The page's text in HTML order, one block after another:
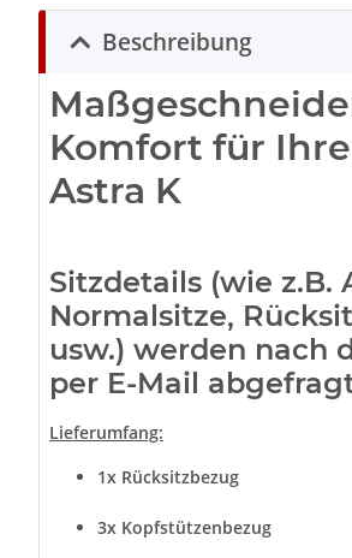
Beschreibung
Komfort für
Astra K
Sitzdetails (wie z.B.
Normalsitze,
usw.) werden nach
per E-Mail
Lieferumfang:
1x Rücksitzbezug
3x Kopfstützenbezug